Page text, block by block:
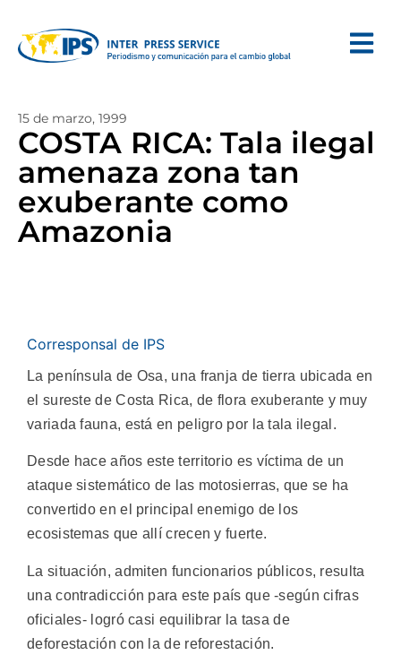
15 de marzo, 1999
COSTA RICA: Tala ilegal
amenaza zona tan
exuberante como
Amazonia
Corresponsal de IPS
La península de Osa, una franja de tierra ubicada en
el sureste de Costa Rica, de flora exuberante y muy
variada fauna, está en peligro por la tala ilegal.
Desde hace años este territorio es víctima de un
ataque sistemático de las motosierras, que se ha
convertido en el principal enemigo de los
ecosistemas que allí crecen y fuerte.
La situación, admiten funcionarios públicos, resulta
una contradicción para este país que -según cifras
oficiales- logró casi equilibrar la tasa de
deforestación con la de reforestación.